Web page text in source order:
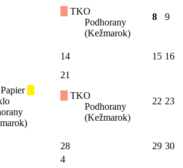
TKO
Podhorany
(Kežmarok)
8 9
14 15 16
Papier
21
TKO
Podhorany
(Kežmarok)
22 23
28 29 30
4